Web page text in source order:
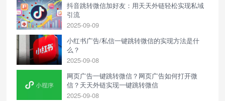
抖音跳转微信加好友：用天天外链轻松实现私域
引流
2025-09-09
小红书广告/私信一键跳转微信的实现方法是什
么？
2025-09-08
网页广告一键跳转微信？网页广告如何打开微
信？天天外链实现一键跳转微信
2025-09-08